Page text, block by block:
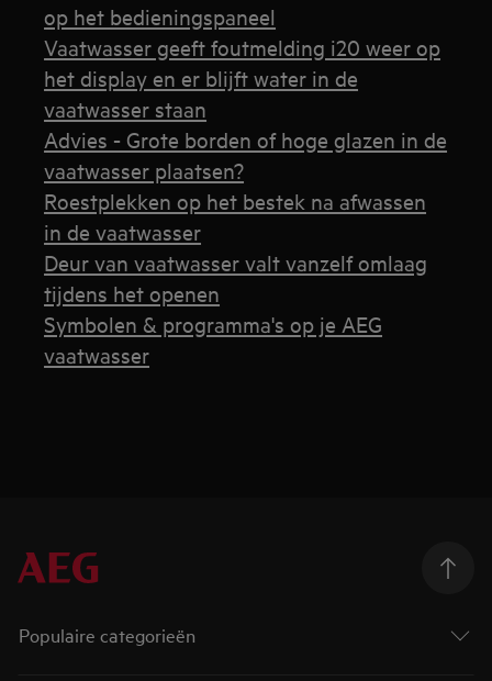
op het bedieningspaneel
Vaatwasser geeft foutmelding i20 weer op
het display en er blijft water in de
vaatwasser staan
Advies - Grote borden of hoge glazen in de
vaatwasser plaatsen?
Roestplekken op het bestek na afwassen
in de vaatwasser
Deur van vaatwasser valt vanzelf omlaag
tijdens het openen
Symbolen & programma's op je AEG
vaatwasser
Populaire categorieën